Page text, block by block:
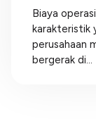
Biaya
karakteristik
perusahaan
bergerak di...